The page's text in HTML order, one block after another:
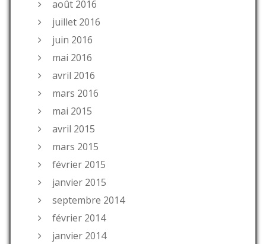
août 2016
juillet 2016
juin 2016
mai 2016
avril 2016
mars 2016
mai 2015
avril 2015
mars 2015
février 2015
janvier 2015
septembre 2014
février 2014
janvier 2014